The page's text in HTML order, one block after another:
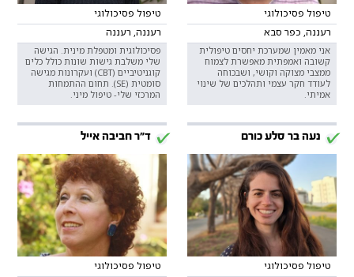
טיפול פסיכולוגי
רעננה, כפר סבא
אני מאמין שמערכת יחסים טיפולית
קשובה ואמפתית מאפשרת לצמוח
ממצבי מצוקה וקושי, ושבכוחה
לעודד חקר עצמי ותהלכים של שינוי
אמיתי.
טיפול פסיכולוגי
רעננה, רעננה
פסיכולוגית ומטפלת מינית. הגישה
שלי משלבת גישות שונות כולל כלים
קוגניטיביים (CBT) ועקרונות מגישה
סומטית (SE). תחום ההתמחות
המרכזי שלי- טיפול מיני.
נעה בר סלע כורם
טיפול פסיכולוגי
ד"ר חביבה אייל
טיפול פסיכולוגי